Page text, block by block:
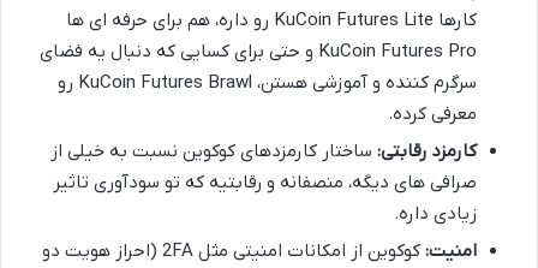
کارها KuCoin Futures Lite رو داره، هم برای حرفه ای ها
KuCoin Futures Pro و حتی برای کسایی که دنبال یه فضای
سرگرم کننده و آموزشی هستن، KuCoin Futures Brawl رو
معرفی کرده.
کارمزد رقابتی: ساختار کارمزدهای کوکوین نسبت به خیلی از
صرافی های دیگه، منصفانه و رقابتیه که تو سودآوری تاثیر
زیادی داره.
امنیت:
کوکوین از امکانات امنیتی مثل 2FA (احراز هویت دو